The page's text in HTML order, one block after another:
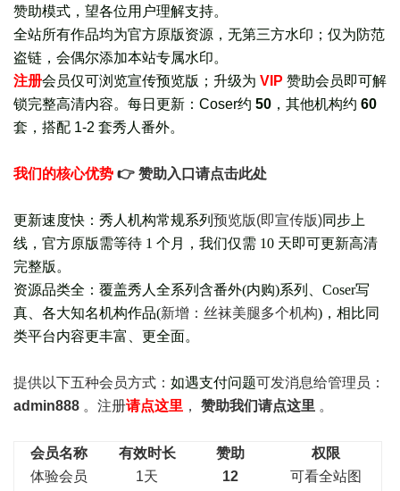
赞助模式，望各位用户理解支持。
全站所有作品均为官方原版资源，无第三方水印；仅为防范
盗链，会偶尔添加本站专属水印。
注册会员仅可浏览宣传预览版 ； 升级为 VIP 赞助会员即可解
锁完整高清内容。每日更新： Coser约 50 ，其他机构约 60
套， 搭配 1-2 套秀人番外。
我们的核心优势 👉 赞助入口请点击此处
更新速度快：秀人机构常规系列 预览版(即宣传版)同步上
线，官方原版需等待 1 个月，我们仅需 10 天即可更新高清
完整版。
资源品类全：覆盖秀人全系列含番外(内购)系列、Coser写
真、各大知名机构作品(新增：丝袜美腿多个机构)，相比同
类平台内容更丰富、更全面。
提供以下五种会员方式： 如遇支付问题可发消息给管理员：
admin888 。注册请点这里 ， 赞助我们请点这里 。
会员名称 有效时长 赞助
权限
体验会员
1天 12
可看全站图